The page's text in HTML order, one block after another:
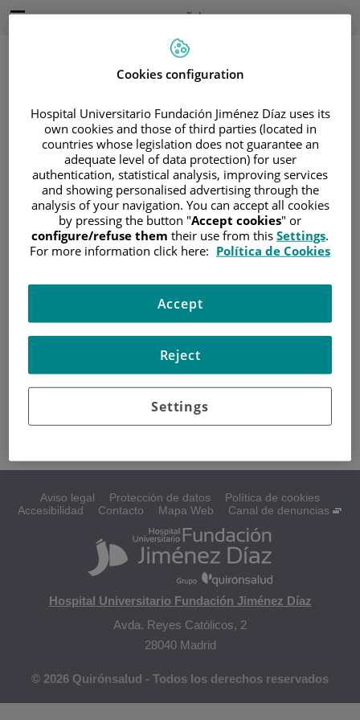
Buscar
Selector
de
idioma
Idioma
Español
Inicio/ÁREA DEL PACIENTE
/SOBRE EL CÁNCER
INFORMACIÓN Y SOPORTE AL PACIENTE
/TIPOS DE CÁNCER
/LINFOMAS/LINFOMA NO HODGKIN
NEOPLASIAS DE CÉLULAS T
Neoplasias de células T
Aviso legal Protección de datos
Política de cookies
Accesibilidad
Contacto Mapa Web Canal de denuncias
Hospital Universitario Fundación Jiménez Díaz
Avda. Reyes Católicos, 2
28040 Madrid
© 2026 Quirónsalud - Todos los derechos reservados
Cookies configuration
Hospital Universitario Fundación Jiménez Díaz uses its
own cookies and those of third parties (located in
countries whose legislation does not guarantee an
adequate level of data protection) for user
authentication, statistical analysis, improving services
and showing personalised advertising through the
analysis of your navigation. You can accept all cookies
by pressing the button "Accept cookies" or
configure/refuse them their use from this Settings.
For more information click here: Política de Cookies
Settings
Reject
Accept